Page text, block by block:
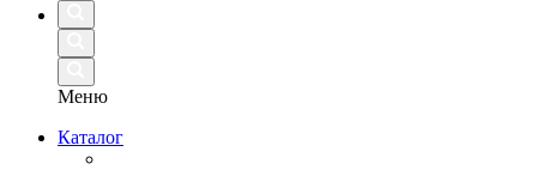
Меню
Каталог